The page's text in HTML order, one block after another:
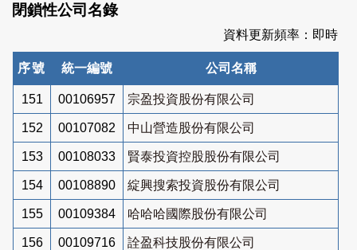
閉鎖性公司名錄
資料更新頻率：即時
序號 統一編號 公司名稱
151 00106957 宗盈投資股份有限公司
152 00107082 中山營造股份有限公司
153 00108033 賢泰投資控股股份有限公司
154 00108890 綻興搜索投資股份有限公司
155 00109384 哈哈哈國際股份有限公司
156 00109716 詮盈科技股份有限公司